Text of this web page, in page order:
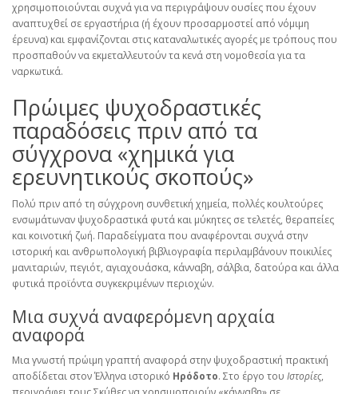
χρησιμοποιούνται συχνά για να περιγράψουν ουσίες που έχουν
αναπτυχθεί σε εργαστήρια (ή έχουν προσαρμοστεί από νόμιμη
έρευνα) και εμφανίζονται στις καταναλωτικές αγορές με τρόπους που
προσπαθούν να εκμεταλλευτούν τα κενά στη νομοθεσία για τα
ναρκωτικά.
Πρώιμες ψυχοδραστικές
παραδόσεις πριν από τα
σύγχρονα «χημικά για
ερευνητικούς σκοπούς»
Πολύ πριν από τη σύγχρονη συνθετική χημεία, πολλές κουλτούρες
ενσωμάτωναν ψυχοδραστικά φυτά και μύκητες σε τελετές, θεραπείες
και κοινοτική ζωή. Παραδείγματα που αναφέρονται συχνά στην
ιστορική και ανθρωπολογική βιβλιογραφία περιλαμβάνουν ποικιλίες
μανιταριών, πεγιότ, αγιαχουάσκα, κάνναβη, σάλβια, δατούρα και άλλα
φυτικά προϊόντα συγκεκριμένων περιοχών.
Μια συχνά αναφερόμενη αρχαία
αναφορά
Μια γνωστή πρώιμη γραπτή αναφορά στην ψυχοδραστική πρακτική
αποδίδεται στον Έλληνα ιστορικό Ηρόδοτο. Στο έργο του Ιστορίες,